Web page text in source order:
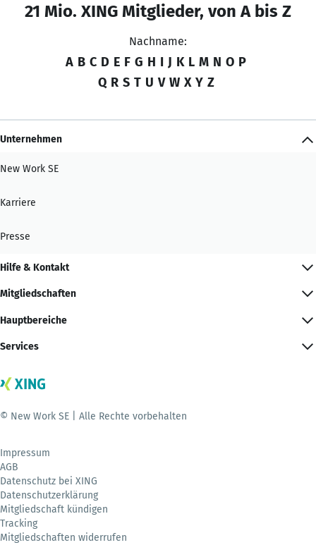
21 Mio. XING Mitglieder, von A bis Z
Nachname:
A B C D E F G H I J K L M N O P
Q R S T U V W X Y Z
Unternehmen
New Work SE
Karriere
Presse
Hilfe & Kontakt
Mitgliedschaften
Hauptbereiche
Services
© New Work SE | Alle Rechte vorbehalten
Impressum
AGB
Datenschutz bei XING
Datenschutzerklärung
Mitgliedschaft kündigen
Tracking
Mitgliedschaften widerrufen